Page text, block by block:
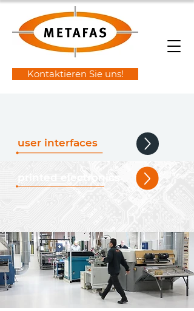
Kontaktieren Sie uns!
user interfaces
printed electronics